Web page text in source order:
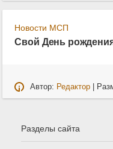
Новости МСП
Свой День
Автор: Редактор|
Разделы сайта